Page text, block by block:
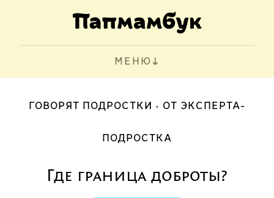
МЕНЮ
ГОВОРЯТ ПОДРОСТКИ ОТ ЭКСПЕРТА-
ПОДРОСТКА
Где граница доброты?